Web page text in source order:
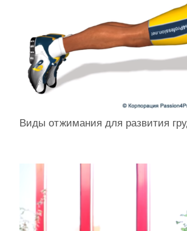
Виды отжимания для развития